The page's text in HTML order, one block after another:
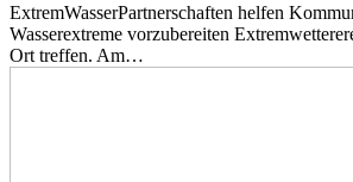
ExtremWasserPartnerschaften helfen
Wasserextreme vorzubereiten
Ort treffen. Am…